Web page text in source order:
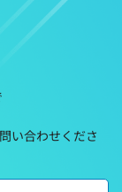
い合わせくださ